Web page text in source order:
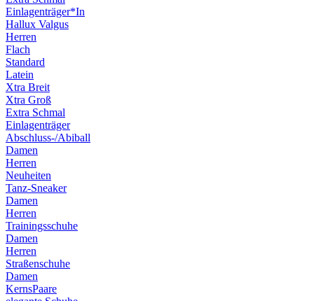
Einlagenträger*In
Hallux Valgus
Herren
Flach
Standard
Latein
Xtra Breit
Xtra Groß
Extra Schmal
Einlagenträger
Abschluss-/Abiball
Damen
Herren
Neuheiten
Tanz-Sneaker
Damen
Herren
Trainingsschuhe
Damen
Herren
Straßenschuhe
Damen
KernsPaare